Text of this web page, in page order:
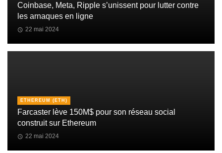
Coinbase, Meta, Ripple s’unissent pour lutter contre
les arnaques en ligne
22 mai 2024
ETHEREUM (ETH)
Farcaster lève 150M$ pour son réseau social
construit sur Ethereum
22 mai 2024